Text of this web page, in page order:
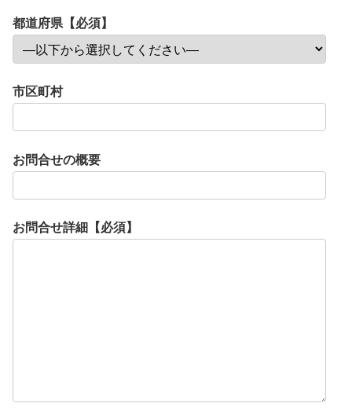
都道府県【必須】
市区町村
お問合せの概要
お問合せ詳細【必須】